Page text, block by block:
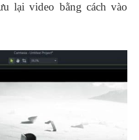
lại video bằng cách vào